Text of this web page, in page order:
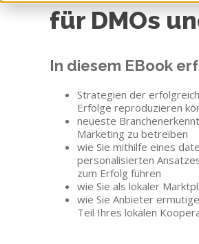
für DMOs
In diesem EBook
Strategien der
Erfolge reproduzieren
neueste
Marketing zu betreiben
wie Sie mithilfe eines
personalisierten
zum Erfolg führen
wie Sie als lokaler
wie Sie Anbieter
Teil Ihres lokalen